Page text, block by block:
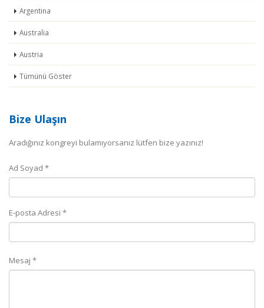
Argentina
Australia
Austria
Tümünü Göster
Bize Ulaşın
Aradığınız kongreyi bulamıyorsanız lütfen bize yazınız!
Ad Soyad *
E-posta Adresi *
Mesaj *